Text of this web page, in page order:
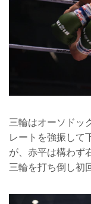
三輪はオーソドッ
レートを強振して
が、赤平は構わず
三輪を打ち倒し初